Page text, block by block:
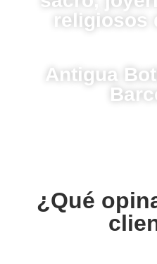
religiosos
Antigua
¿Qué